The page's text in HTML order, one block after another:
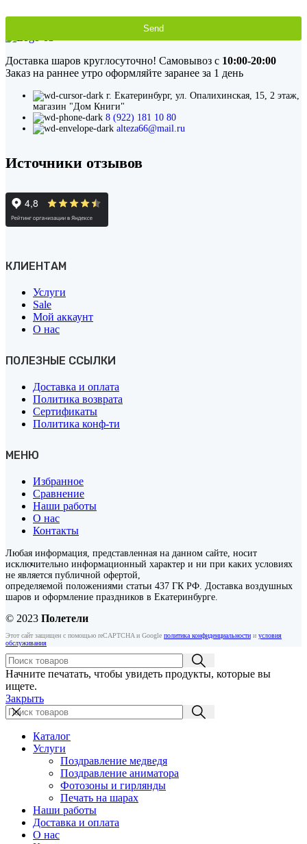
Send
This
should
be
blank
Доставка шаров круглосуточно! Самовывоз с 10:00-20:00
Заказ на раннее утро оформляйте заранее за 1 день
г. Екатеринбург, ул. Опалихинская, 15, 2 этаж,
магазин "Дом Книги"
8 (922) 181 10 80
alteza66@mail.ru
Источники отзывов
КЛИЕНТАМ
Услуги
Sale
Мой аккаунт
О нас
ПОЛЕЗНЫЕ ССЫЛКИ
Доставка и оплата
Политика возврата
Сертификаты
Политика конф-ти
МЕНЮ
Избранное
Сравнение
Наши работы
О нас
Контакты
Любая информация, представленная на данном сайте, носит
исключительно информационный характер и ни при каких условиях
не является публичной офертой,
определяемой положениями статьи 437 ГК РФ. Доставка воздушных
шаров и оформление праздников в Екатеринбурге.
© 2023 Полетели
Этот сайт защищен с помощью reCAPTCHA и Google политика конфиденциальности и условия
обслуживания
Начните печатать, чтобы увидеть продукты, которые вы
ищете.
Закрыть
Каталог
Услуги
Поздравление медведя
Поздравление аниматора
Фотозоны и гирлянды
Печать на шарах
Наши работы
Доставка и оплата
О нас